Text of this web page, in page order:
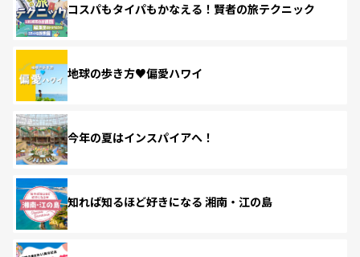
コスパもタイパもかなえる！賢者の旅テクニック
地球の歩き方♥偏愛ハワイ
今年の夏はインスパイアへ！
知れば知るほど好きになる 湘南・江の島